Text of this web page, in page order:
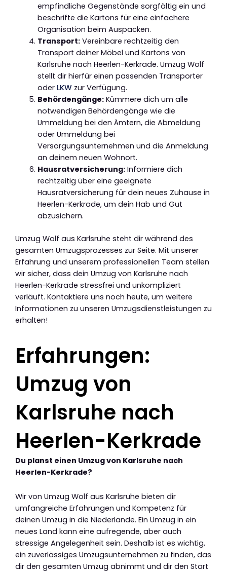
empfindliche Gegenstände sorgfältig ein und
beschrifte die Kartons für eine einfachere
Organisation beim Auspacken.
Transport:Vereinbare rechtzeitig den
Transport deiner Möbel und Kartons von
Karlsruhe nach Heerlen-Kerkrade. Umzug Wolf
stellt dir hierfür einen passenden Transporter
oder LKWzur Verfügung.
Behördengänge:Kümmere dich um alle
notwendigen Behördengänge wie die
Ummeldung bei den Ämtern, die Abmeldung
oder Ummeldung bei
Versorgungsunternehmen und die Anmeldung
an deinem neuen Wohnort.
Hausratversicherung:Informiere dich
rechtzeitig über eine geeignete
Hausratversicherung für dein neues Zuhause in
Heerlen-Kerkrade, um dein Hab und Gut
abzusichern.
Umzug Wolf aus Karlsruhe steht dir während des
gesamten Umzugsprozesses zur Seite. Mit unserer
Erfahrung und unserem professionellen Team stellen
wir sicher, dass dein Umzug von Karlsruhe nach
Heerlen-Kerkrade stressfrei und unkompliziert
verläuft. Kontaktiere uns noch heute, um weitere
Informationen zu unseren Umzugsdienstleistungen zu
erhalten!
Erfahrungen:
Umzug von
Karlsruhe nach
Heerlen-Kerkrade
Du planst einen Umzug von Karlsruhe nach
Heerlen-Kerkrade?
Wir von Umzug Wolf aus Karlsruhe bieten dir
umfangreiche Erfahrungen und Kompetenz für
deinen Umzug in die Niederlande. Ein Umzug in ein
neues Land kann eine aufregende, aber auch
stressige Angelegenheit sein. Deshalb ist es wichtig,
ein zuverlässiges Umzugsunternehmen zu finden, das
dir den gesamten Umzug abnimmt und dir den Start